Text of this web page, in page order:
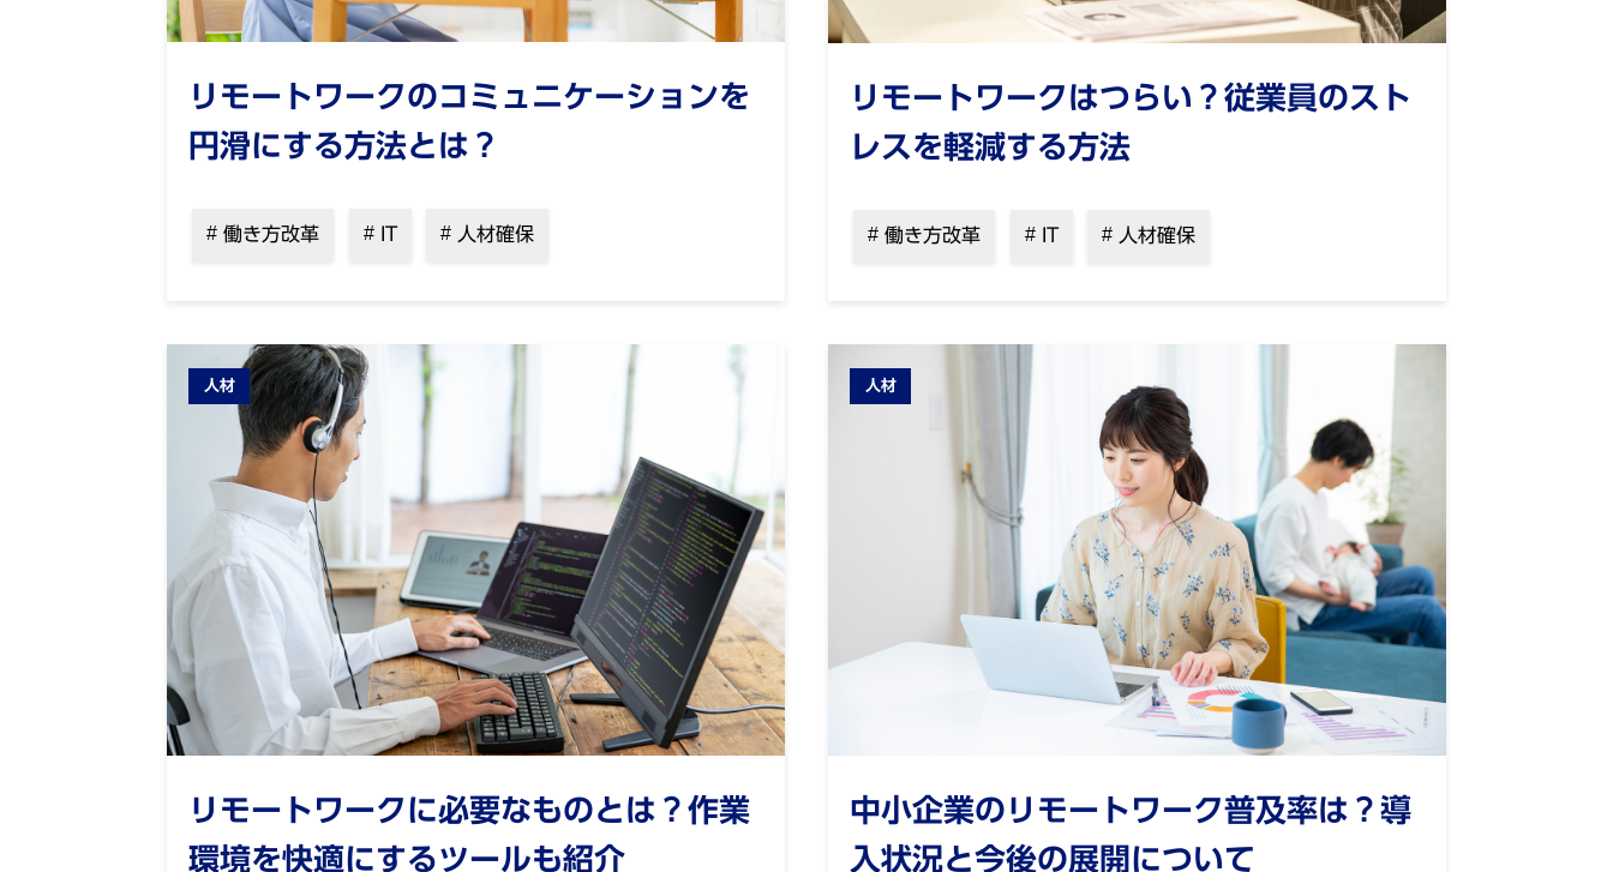
リモートワークのコミュニケーションを
円滑にする方法とは？
働き方改革 IT 人材確保
リモートワークはつらい？従業員のスト
レスを軽減する方法
働き方改革 IT 人材確保
人材
リモートワークに必要なものとは？作業
環境を快適にするツールも紹介
人材
中小企業のリモートワーク普及率は？導
入状況と今後の展開について